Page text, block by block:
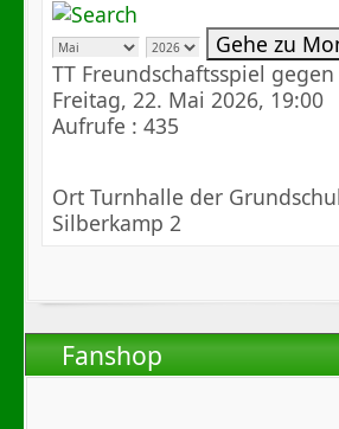
Fanshop
Gehe zu
TT Freundschaftsspiel gegen
Freitag, 22. Mai 2026, 19:00
Aufrufe : 435
Ort Turnhalle der
Silberkamp 2